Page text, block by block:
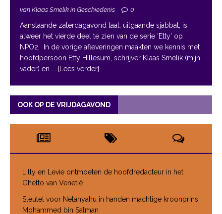
van Klaas Smelik in Geschiedenis 0
Aanstaande zaterdagavond laat, uitgaande sjabbat, is
alweer het vierde deel te zien van de serie ‘Etty’ op
NPO2. In de vorige afleveringen maakten we kennis met
hoofdpersoon Etty Hillesum, schrijver Klaas Smelik (mijn
vader) en
... [Lees verder]
OOK OP DE VRIJDAGAVOND
Lilly en Levie ontmoeten de hoofdredacteur in het
Ghetto van Venetië
Sleutel voor Netanyahu in handen machtige kroonprins
Mohammed bin Salman